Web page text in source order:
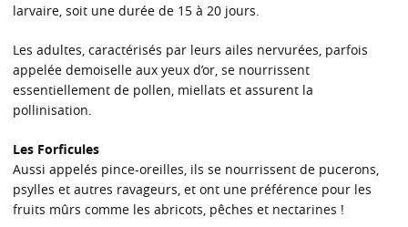
larvaire, soit une durée de 15 à 20 jours.
Les adultes, caractérisés par leurs ailes nervurées, parfois
appelée demoiselle aux yeux d’or, se nourrissent
essentiellement de pollen, miellats et assurent la
pollinisation.
Les Forficules
Aussi appelés pince-oreilles, ils se nourrissent de pucerons,
psylles et autres ravageurs, et ont une préférence pour les
fruits mûrs comme les abricots, pêches et nectarines !